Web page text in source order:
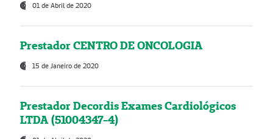
01 de Abril de 2020
Prestador CENTRO DE ONCOLOGIA
15 de Janeiro de 2020
Prestador Decordis Exames Cardiológicos
LTDA (51004347-4)